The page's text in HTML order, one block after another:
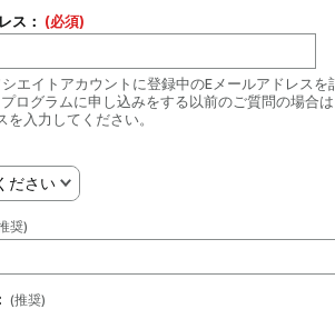
ス： (必須)
エイトアカウントに登録中のEメールアドレスを
ログラムに申し込みをする以前のご質問の場合
入力してください。
ださい
奨)
(推奨)